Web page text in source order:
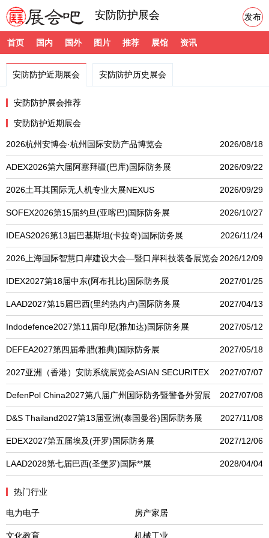
安防防护展会
首页 国内 国外 图片 推荐 展馆 资讯
发布
安防防护近期展会 安防防护历史展会
安防防护展会推荐
安防防护近期展会
2026/08/18
2026杭州安博会·杭州国际安防产品博览会
2026/09/22
ADEX2026第六届阿塞拜疆(巴库)国际防务展
2026/09/29
2026土耳其国际无人机专业大展NEXUS
2026/10/27
SOFEX2026第15届约旦(亚喀巴)国际防务展
2026/11/24
IDEAS2026第13届巴基斯坦(卡拉奇)国际防务展
2026/12/09
2026上海国际智慧口岸建设大会—暨口岸科技装备展览会
2027/01/25
IDEX2027第18届中东(阿布扎比)国际防务展
2027/04/13
LAAD2027第15届巴西(里约热内卢)国际防务展
2027/05/12
Indodefence2027第11届印尼(雅加达)国际防务展
2027/05/18
DEFEA2027第四届希腊(雅典)国际防务展
2027/07/07
2027亚洲（香港）安防系统展览会ASIAN SECURITEX
2027/07/08
DefenPol China2027第八届广州国际防务暨警备外贸展
2027/11/08
D&S Thailand2027第13届亚洲(泰国曼谷)国际防务展
2027/12/06
EDEX2027第五届埃及(开罗)国际防务展
2028/04/04
LAAD2028第七届巴西(圣堡罗)国际**展
热门行业
电力电子 房产家居
文化教育 机械工业